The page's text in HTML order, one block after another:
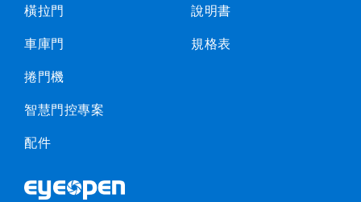
橫拉門
車庫門
捲門機
智慧門控專案
配件
說明書
規格表